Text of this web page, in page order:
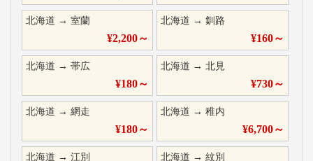
北海道 → 室蘭
¥2,200～
北海道 →釧路
¥160～
北海道 → 帯広
¥180～
北海道 →北見
¥730～
北海道 → 網走
¥180～
北海道 →稚内
¥6,700～
北海道 → 江別 北海道 →紋別